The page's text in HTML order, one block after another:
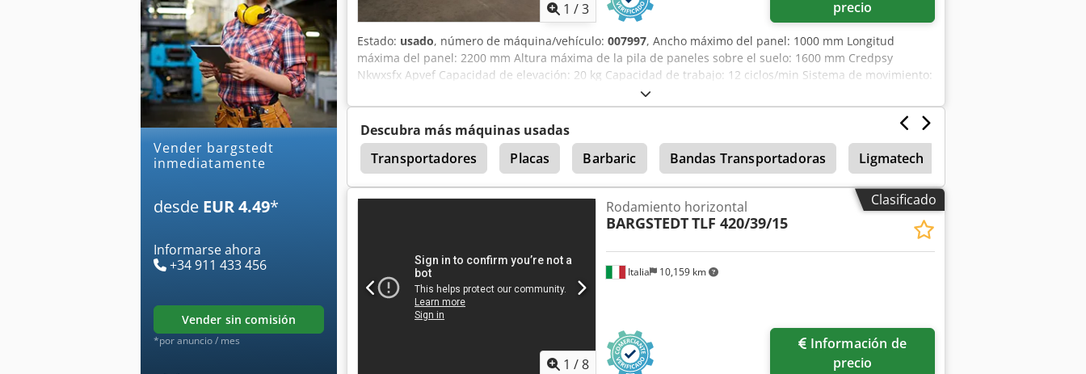
Vender bargstedt
inmediatamente
desde EUR 4.49*
Informarse ahora
+34 911 433 456
vender sin comisión
*por anuncio / mes
1 /3
precio
Estado: usado, número de máquina/vehículo: 007997, Ancho máximo del panel: 1000 mm Longitud
máxima del panel: 2200 mm Altura máxima de la pila de paneles sobre el suelo: 1600 mm Credpsy
Nkwxsfx Apvef Capacidad de elevación: 20 kg Capacidad de trabajo: 12 ciclos/min Sistema de movimiento:
Descubra más máquinas usadas
Transportadores
Placas Barbaric Bandas Transportadoras Ligmatech
Transferencia Kama Profold 74
Clasificado
1 /8
Italia 10,159 km
Rodamiento horizontal
BARGSTEDTTLF 420/39/15
precio